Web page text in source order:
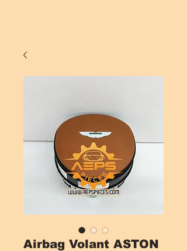
Airbag Volant ASTON